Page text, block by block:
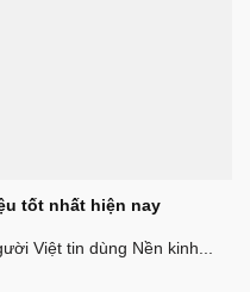
tốt nhất hiện nay
Việt tin dùng Nền kinh...